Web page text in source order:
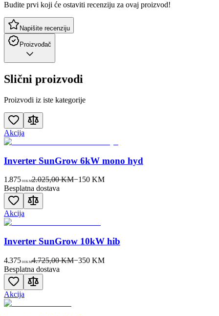
Budite prvi koji će ostaviti recenziju za ovaj proizvod!
Napišite recenziju
Proizvođač
Slični proizvodi
Proizvodi iz iste kategorije
Akcija
Inverter SunGrow 6kW mono hyd
1.875 00KM2.025,00 KM−150KM
Besplatna dostava
Akcija
Inverter SunGrow 10kW hib
4.375 00KM4.725,00 KM−350KM
Besplatna dostava
Akcija